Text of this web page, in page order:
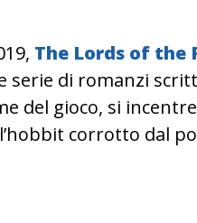
The Lords of the
serie di romanzi
del gioco, si
corrotto dal